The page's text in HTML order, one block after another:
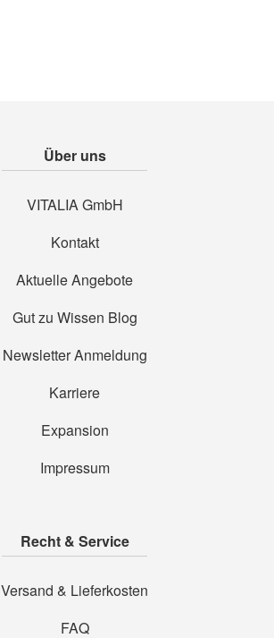
Über uns
VITALIA GmbH
Kontakt
Aktuelle Angebote
Gut zu Wissen Blog
Newsletter Anmeldung
Karriere
Expansion
Impressum
Recht & Service
Versand & Lieferkosten
FAQ